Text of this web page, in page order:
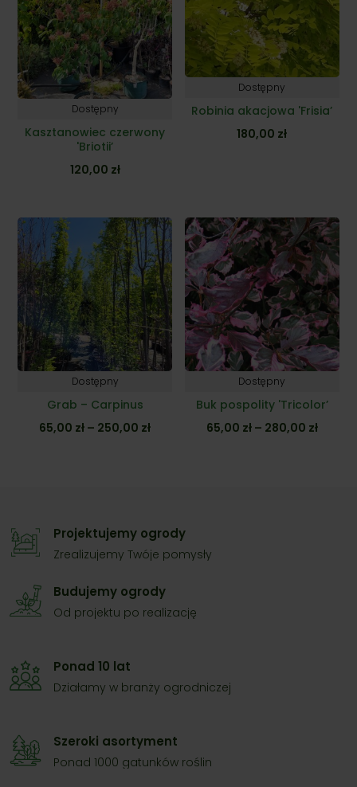
Dostępny
Kasztanowiec czerwony
'Briotii’
120,00 zł
Dostępny
Robinia akacjowa 'Frisia’
180,00 zł
Dostępny
Grab – Carpinus
65,00 zł – 250,00 złZakres
250,00 zł
Dostępny
Buk pospolity 'Tricolor’
65,00 zł – 280,00 złZakres
Projektujemy ogrody
Zrealizujemy Twóje pomysły
Budujemy ogrody
Od projektu po realizację
Ponad 10 lat
Działamy w branży ogrodniczej
Szeroki asortyment
Ponad 1000 gatunków roślin